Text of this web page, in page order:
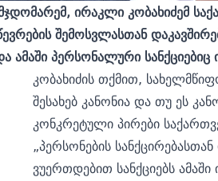
ირაკლი კობახიძემ
შემოსვლასთან
ამაში პერსონალური სანქციებიც
კობახიძის თქმით,
შესახებ კანონია და თუ ეს
კონკრეტული პირები
„პერსონების
ვუერთდებით სანქციებს